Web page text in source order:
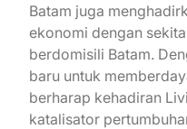
Batam juga
ekonomi dengan
berdomisili Batam.
baru untuk
berharap kehadiran
katalisator